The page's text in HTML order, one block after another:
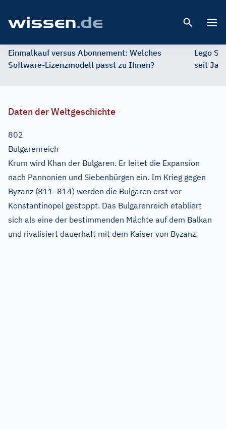
Einmalkauf versus Abonnement: Welches
Software-Lizenzmodell passt zu Ihnen?
Lego
seit
Daten der Weltgeschichte
802
Bulgarenreich
Krum wird Khan der Bulgaren. Er leitet die Expansion
nach Pannonien und Siebenbürgen ein. Im Krieg gegen
Byzanz (811–814) werden die Bulgaren erst vor
Konstantinopel gestoppt. Das Bulgarenreich etabliert
sich als eine der bestimmenden Mächte auf dem Balkan
und rivalisiert dauerhaft mit dem Kaiser von Byzanz.